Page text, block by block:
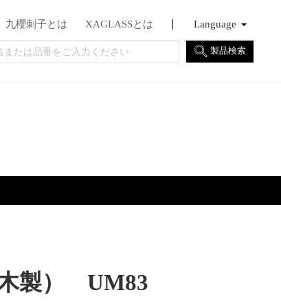
九櫻刺子とは XAGLASSとは Language
English
Français
日本語製品検索
製） UM83